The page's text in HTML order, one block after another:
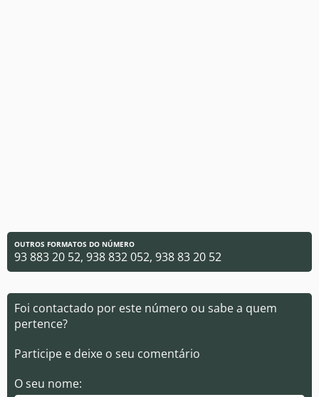
OUTROS FORMATOS DO NÚMERO
93 883 20 52, 938 832 052, 938 83 20 52
Foi contactado por este número ou sabe a quem
pertence?
Participe e deixe o seu comentário
O seu nome: